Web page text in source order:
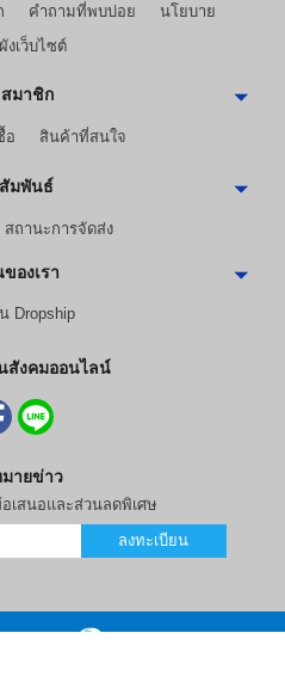
คำถามที่พบบ่อย
นโยบาย
งเว็บไซต์
มาชิก
อ สินค้าที่สนใจ
มพันธ์
สถานะการจัดส่ง
องเรา
Dropship
สังคมออนไลน์
ายข่าว
เสนอและส่วนลดพิเศษ
ลงทะเบียน